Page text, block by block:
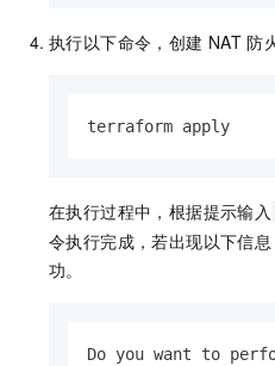
执行以下命令，创建 NAT 防
terraform apply
在执行过程中，根据提示输入
令执行完成，若出现以下信
功。
Do you want to